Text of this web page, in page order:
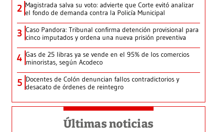
2 Magistrada salva su voto: advierte que Corte evitó analizar
el fondo de demanda contra la Policía Municipal
3 Caso Pandora: Tribunal confirma detención provisional para
cinco imputados y ordena una nueva prisión preventiva
4 Gas de 25 libras ya se vende en el 95% de los comercios
minoristas, según Acodeco
5 Docentes de Colón denuncian fallos contradictorios y
desacato de órdenes de reintegro
Últimas noticias